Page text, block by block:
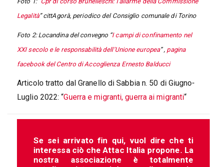
Legalità” cittAgorà, periodico del Consiglio comunale di Torino
Foto 2: Locandina del convegno “I campi di confinamento nel
XXI secolo e le responsabilità dell’Unione europea” , pagina
facebook del Centro di Accoglienza Ernesto Balducci
Articolo tratto dal Granello di Sabbia n. 50 di Giugno-
Luglio 2022: “Guerra e migranti, guerra ai migranti“
Se sei arrivato fin qui, vuol dire che ti
interessa ciò che Attac Italia propone. La
nostra associazione è totalmente